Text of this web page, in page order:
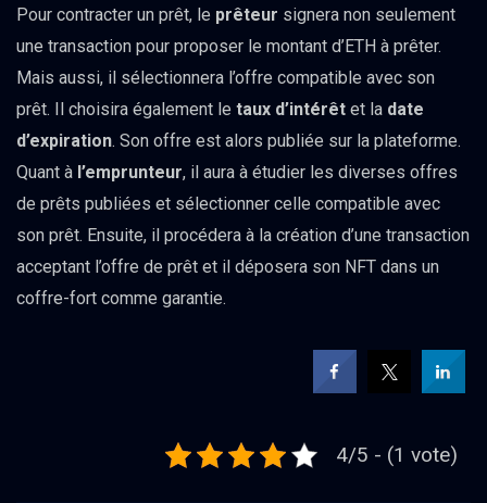
Pour contracter un prêt, le prêteur signera non seulement
une transaction pour proposer le montant d’ETH à prêter.
Mais aussi, il sélectionnera l’offre compatible avec son
prêt. Il choisira également le taux d’intérêt et la date
d’expiration. Son offre est alors publiée sur la plateforme.
Quant à l’emprunteur, il aura à étudier les diverses offres
de prêts publiées et sélectionner celle compatible avec
son prêt. Ensuite, il procédera à la création d’une transaction
acceptant l’offre de prêt et il déposera son NFT dans un
coffre-fort comme garantie.
4/5 - (1 vote)